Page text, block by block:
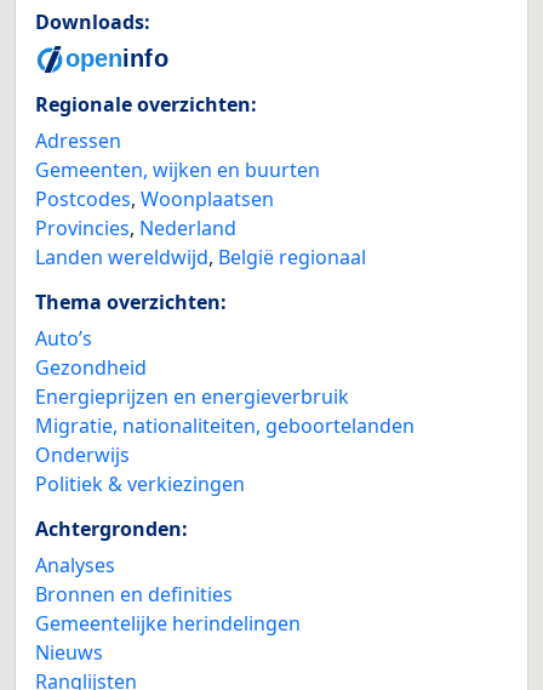
Downloads:
Regionale overzichten:
Adressen
Gemeenten, wijken en buurten
Postcodes, Woonplaatsen
Provincies, Nederland
Landen wereldwijd, België regionaal
Thema overzichten:
Auto’s
Gezondheid
Energieprijzen en energieverbruik
Migratie, nationaliteiten, geboortelanden
Onderwijs
Politiek & verkiezingen
Achtergronden:
Analyses
Bronnen en definities
Gemeentelijke herindelingen
Nieuws
Ranglijsten